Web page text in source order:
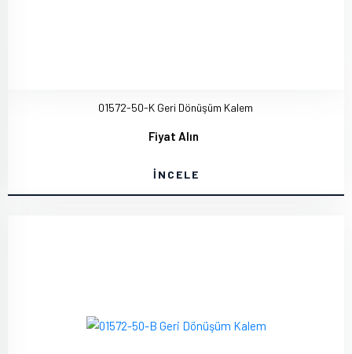
01572-50-K Geri Dönüşüm Kalem
Fiyat Alın
İNCELE